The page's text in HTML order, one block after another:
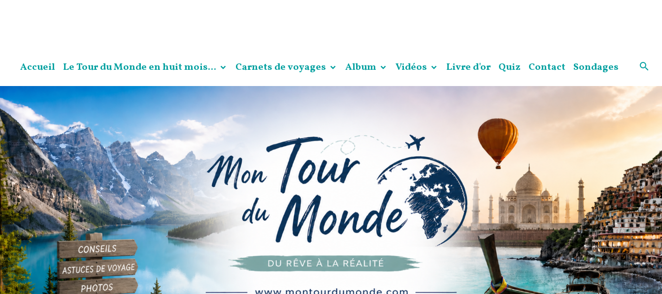
Accueil Le Tour du Monde en huit mois... Carnets de voyages Album Vidéos Livre d'or Quiz Contact Sondages